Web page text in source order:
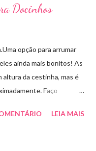
Docinhos
opção para arrumar
ainda mais bonitos! As
altura da cestinha, mas é
Faço
LEIA MAIS